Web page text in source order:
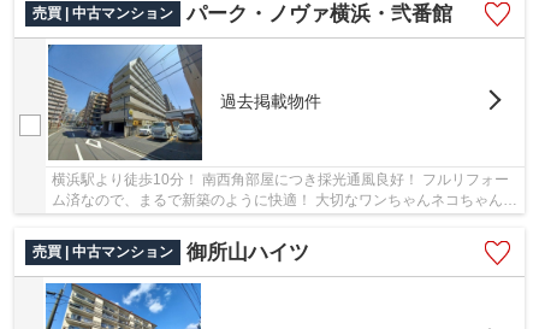
売買 | 中古マンション
パーク・ノヴァ横浜・弐番館
過去掲載物件
横浜駅より徒歩10分！ 南西角部屋につき採光通風良好！ フルリフォー
ム済なので、まるで新築のように快適！ 大切なワンちゃんネコちゃんと
売買 | 中古マンション
御所山ハイツ